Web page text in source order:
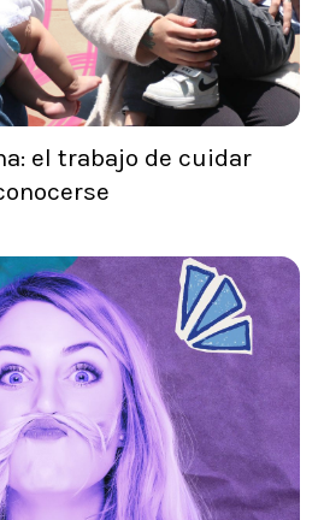
el trabajo de cuidar